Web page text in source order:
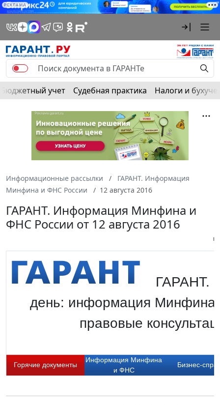
РЕКЛАМА
Бюджетный учет Судебная практика Налоги и
Информационные рассылки
ГАРАНТ. Информация
Минфина и ФНС России
12 августа 2016
ГАРАНТ. Информация Минфина и
ФНС России от 12 августа 2016
ГАРАНТ.
день: информация Минфина
правовые
Горячие документы
Информация Минфина
и ФНС
Бизнес-